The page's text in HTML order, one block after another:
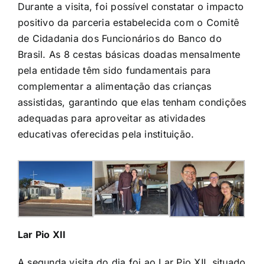
Durante a visita, foi possível constatar o impacto
positivo da parceria estabelecida com o Comitê
de Cidadania dos Funcionários do Banco do
Brasil. As 8 cestas básicas doadas mensalmente
pela entidade têm sido fundamentais para
complementar a alimentação das crianças
assistidas, garantindo que elas tenham condições
adequadas para aproveitar as atividades
educativas oferecidas pela instituição.
Lar Pio XII